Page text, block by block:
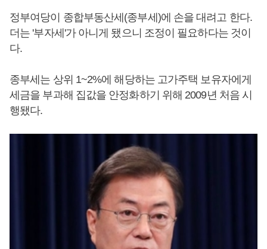
정부여당이 종합부동산세(종부세)에 손을 대려고 한다.
더는 '부자세'가 아니게 됐으니 조정이 필요하다는 것이
다.
종부세는 상위 1~2%에 해당하는 고가주택 보유자에게
세금을 부과해 집값을 안정화하기 위해 2009년 처음 시
행됐다.